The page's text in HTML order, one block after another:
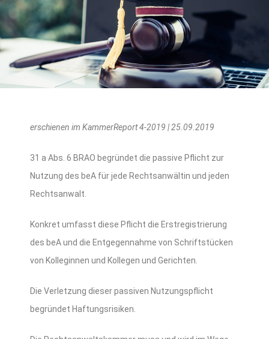
erschienen im KammerReport 4-2019 | 25.09.2019
31 a Abs. 6 BRAO begründet die passive Pflicht zur
Nutzung des beA für jede Rechtsanwältin und jeden
Rechtsanwalt.
Konkret umfasst diese Pflicht die Erstregistrierung
des beA und die Entgegennahme von Schriftstücken
von Kolleginnen und Kollegen und Gerichten.
Die Verletzung dieser passiven Nutzungspflicht
begründet Haftungsrisiken.